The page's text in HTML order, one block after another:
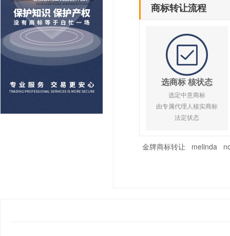
商标转让流程
选商标 核状态
选定中意商标
由专属代理人核实商标
法定状态
金牌商标转让 melinda